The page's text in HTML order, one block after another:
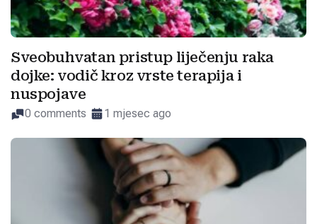
Sveobuhvatan pristup liječenju raka
dojke: vodič kroz vrste terapija i
nuspojave
0 comments 1 mjesec ago